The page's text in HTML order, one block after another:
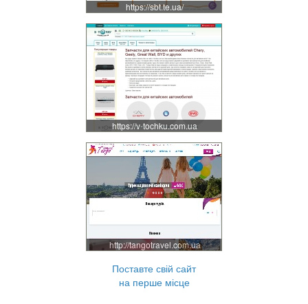
https://sbt.te.ua/
https://v-tochku.com.ua
http://tangotravel.com.ua
Поставте свій сайт
на перше місце